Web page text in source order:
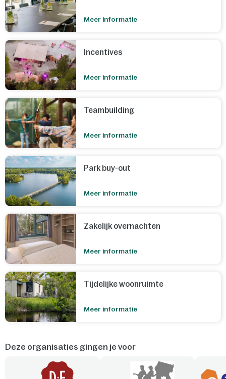
Meer informatie
Incentives
Meer informatie
Teambuilding
Meer informatie
Park buy-out
Meer informatie
Zakelijk overnachten
Meer informatie
Tijdelijke woonruimte
Meer informatie
Deze organisaties gingen je voor